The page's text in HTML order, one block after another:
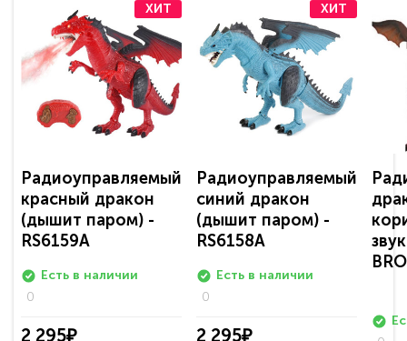
ХИТ
Радиоуправляемый
красный дракон
(дышит паром) -
RS6159A
Есть в наличии
0
2 295₽
ХИТ
Радиоуправляемый
синий дракон
(дышит паром) -
RS6158A
Есть в наличии
0
2 295₽